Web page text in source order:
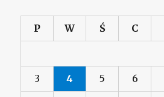
P W Ś C
3 4 5 6